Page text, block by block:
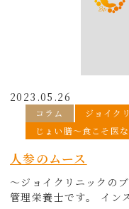
2023.05.26
コラム
ジョイク
じょい膳〜食こそ医
人参のムース
～ジョイクリニックの
管理栄養士です。 イン